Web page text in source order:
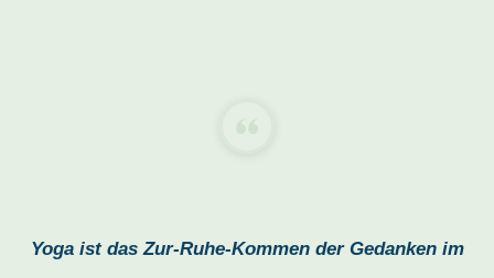
Yoga ist das Zur-Ruhe-Kommen der Gedanken im